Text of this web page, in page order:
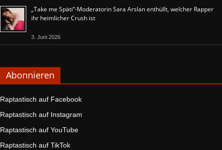
„Take me Späti“-Moderatorin Sara Arslan enthüllt, welcher Rapper
ihr heimlicher Crush ist
3. Juni 2026
Abonnieren
Raptastisch auf Facebook
Raptastisch auf Instagram
Raptastisch auf YouTube
Raptastisch auf TikTok